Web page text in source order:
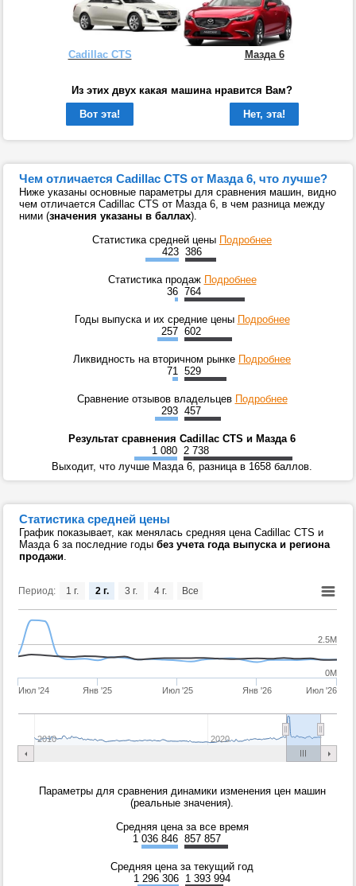
Cadillac CTS Мазда 6
Из этих двух какая машина нравится Вам?
Вот эта!
Нет, эта!
Чем отличается Cadillac CTS от Мазда 6, что лучше?
Ниже указаны основные параметры для сравнения машин, видно
чем отличается Cadillac CTS от Мазда 6, в чем разница между
ними (значения указаны в баллах).
Статистика средней цены Подробнее
423 386
Статистика продаж Подробнее
36 764
Годы выпуска и их средние цены Подробнее
257 602
Ликвидность на вторичном рынке Подробнее
71 529
Сравнение отзывов владельцев Подробнее
293 457
Результат сравнения Cadillac CTS и Мазда 6
1 080 2 738
Выходит, что лучше Мазда 6, разница в 1658 баллов.
Статистика средней цены
График показывает, как менялась средняя цена Cadillac CTS и
Мазда 6 за последние годы без учета года выпуска и региона
продажи.
Период:
Июл '24 Янв '25 Июл '25 Янв '26 Июл '26
2010 2020
0M
2.5M
1 г. 2 г. 3 г. 4 г. Все
Параметры для сравнения динамики изменения цен машин
(реальные значения).
Средняя цена за все время
1 036 846 857 857
Средняя цена за текущий год
1 296 306 1 393 994